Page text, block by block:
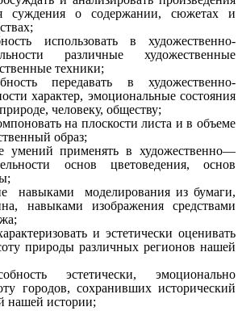
суждения о содержании, сюжетах и
использовать в художественно-
различные художественные
техники;
передавать в художественно-
характер, эмоциональные состояния
человеку, обществу;
на плоскости листа и в объеме
образ;
умений применять в художественно—
основ цветоведения, основ
навыками моделирования из бумаги,
навыками изображения средствами
и эстетически оценивать
природы различных регионов нашей
эстетически, эмоционально
городов, сохранивших исторический
нашей истории;